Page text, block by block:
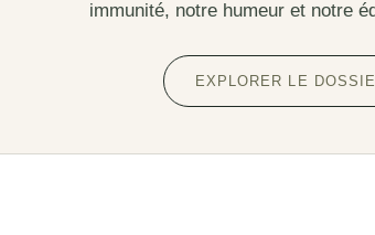
immunité, notre humeur et notre
EXPLORER LE